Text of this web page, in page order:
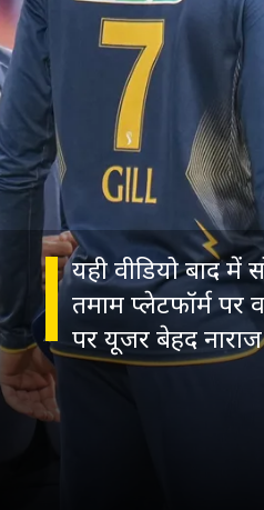
यही वीडियो बाद में
तमाम प्लेटफॉर्म पर
पर यूजर बेहद